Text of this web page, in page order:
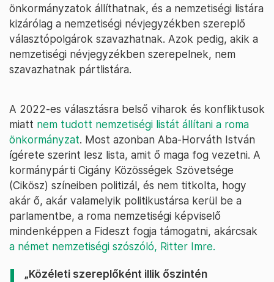
önkormányzatok állíthatnak, és a nemzetiségi listára
kizárólag a nemzetiségi névjegyzékben szereplő
választópolgárok szavazhatnak. Azok pedig, akik a
nemzetiségi névjegyzékben szerepelnek, nem
szavazhatnak pártlistára.
A 2022-es választásra belső viharok és konfliktusok
miatt nem tudott nemzetiségi listát állítani a roma
önkormányzat. Most azonban Aba-Horváth István
ígérete szerint lesz lista, amit ő maga fog vezetni. A
kormánypárti Cigány Közösségek Szövetsége
(Cikösz) színeiben politizál, és nem titkolta, hogy
akár ő, akár valamelyik politikustársa kerül be a
parlamentbe, a roma nemzetiségi képviselő
mindenképpen a Fideszt fogja támogatni, akárcsak
a német nemzetiségi szószóló, Ritter Imre.
„Közéleti szereplőként illik őszintén